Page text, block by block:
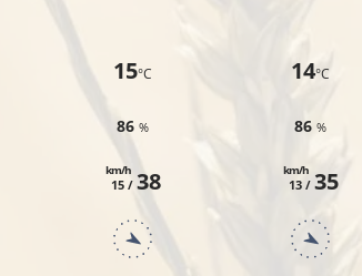
15°C
86%
15 /
km/h 38
14°C
86%
13 /
km/h 35